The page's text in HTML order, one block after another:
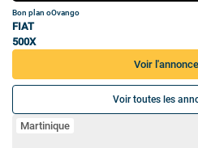
Bon plan oOvango
FIAT
500X
Voir l'annonce
Voir toutes les
Martinique